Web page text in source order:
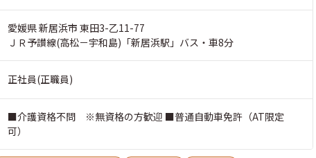
愛媛県 新居浜市 東田3-乙11-77
ＪＲ予讃線(高松－宇和島)「新居浜駅」バス・車8分
正社員(正職員)
■介護資格不問 ※無資格の方歓迎 ■普通自動車免許（AT限定
可）